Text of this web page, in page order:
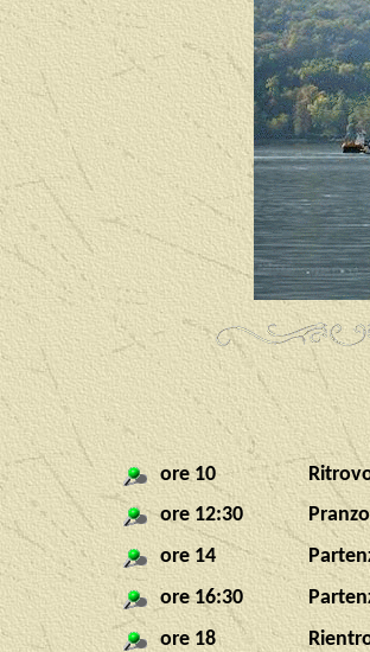
ore 10
ore 12:30
ore 14
ore 16:30
ore 18